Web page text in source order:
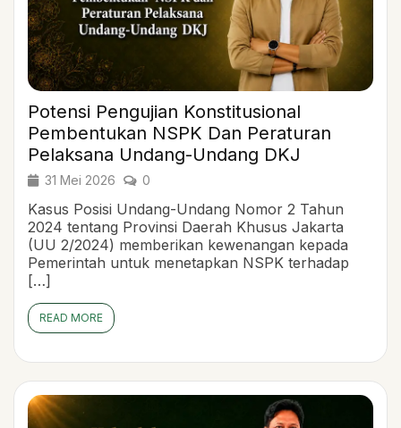
Potensi Pengujian Konstitusional
Pembentukan NSPK Dan Peraturan
Pelaksana Undang-Undang DKJ
31 Mei 2026 0
Kasus Posisi Undang-Undang Nomor 2 Tahun
2024 tentang Provinsi Daerah Khusus Jakarta
(UU 2/2024) memberikan kewenangan kepada
Pemerintah untuk menetapkan NSPK terhadap
[…]
READ MORE